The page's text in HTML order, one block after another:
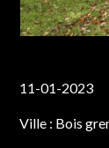
11-01-2023
Ville : Bois